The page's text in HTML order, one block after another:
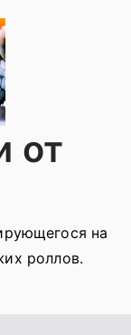
от
на
роллов.